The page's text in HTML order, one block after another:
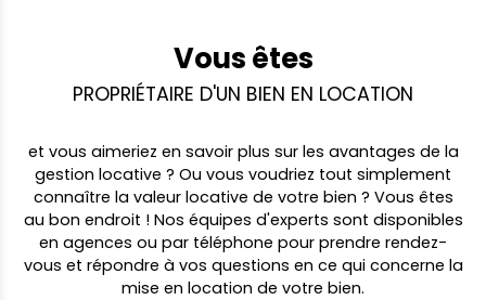
Vous êtes
PROPRIÉTAIRE D'UN BIEN EN LOCATION
et vous aimeriez en savoir plus sur les avantages de la
gestion locative ? Ou vous voudriez tout simplement
connaître la valeur locative de votre bien ? Vous êtes
au bon endroit ! Nos équipes d'experts sont disponibles
en agences ou par téléphone pour prendre rendez-
vous et répondre à vos questions en ce qui concerne la
mise en location de votre bien.